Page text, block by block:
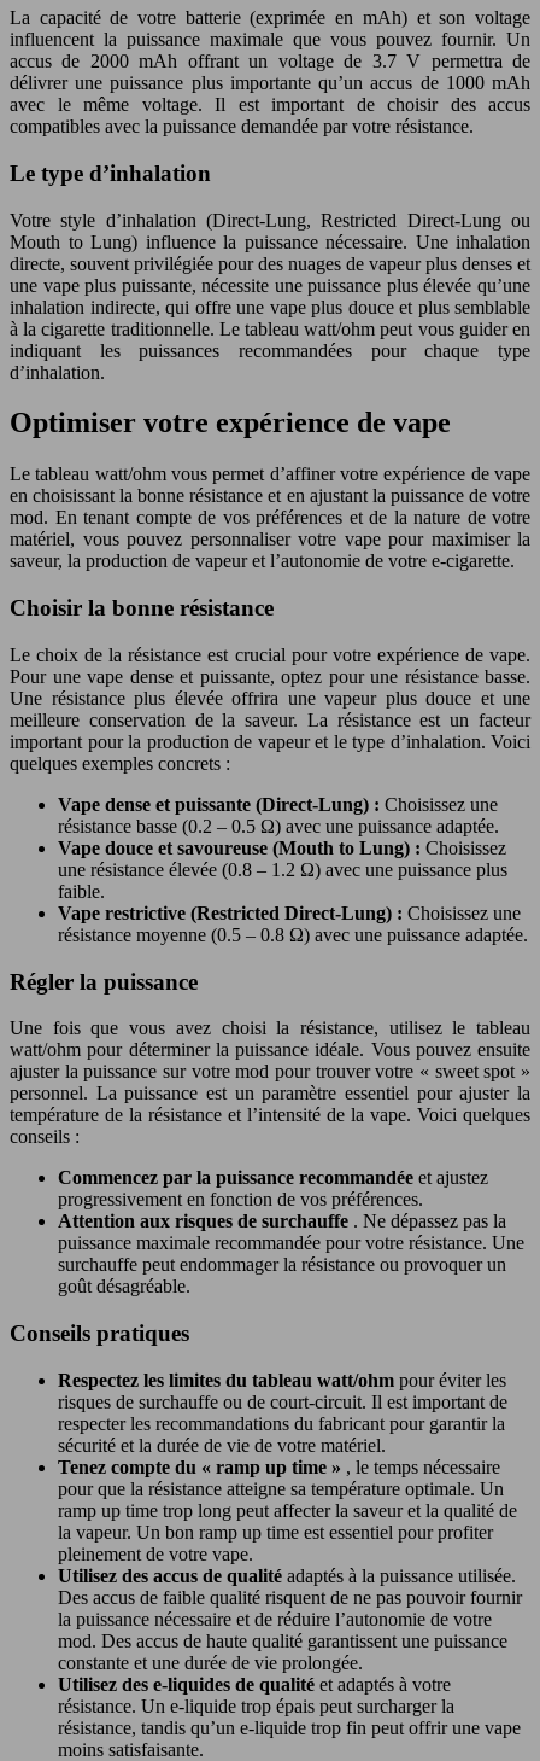
La capacité de votre batterie (exprimée en mAh) et son voltage
influencent la puissance maximale que vous pouvez fournir. Un
accus de 2000 mAh offrant un voltage de 3.7 V permettra de
délivrer une puissance plus importante qu’un accus de 1000 mAh
avec le même voltage. Il est important de choisir des accus
compatibles avec la puissance demandée par votre résistance.
Le type d’inhalation
Votre style d’inhalation (Direct-Lung, Restricted Direct-Lung ou
Mouth to Lung) influence la puissance nécessaire. Une inhalation
directe, souvent privilégiée pour des nuages de vapeur plus denses et
une vape plus puissante, nécessite une puissance plus élevée qu’une
inhalation indirecte, qui offre une vape plus douce et plus semblable
à la cigarette traditionnelle. Le tableau watt/ohm peut vous guider en
indiquant les puissances recommandées pour chaque type
d’inhalation.
Optimiser votre expérience de vape
Le tableau watt/ohm vous permet d’affiner votre expérience de vape
en choisissant la bonne résistance et en ajustant la puissance de votre
mod. En tenant compte de vos préférences et de la nature de votre
matériel, vous pouvez personnaliser votre vape pour maximiser la
saveur, la production de vapeur et l’autonomie de votre e-cigarette.
Choisir la bonne résistance
Le choix de la résistance est crucial pour votre expérience de vape.
Pour une vape dense et puissante, optez pour une résistance basse.
Une résistance plus élevée offrira une vapeur plus douce et une
meilleure conservation de la saveur. La résistance est un facteur
important pour la production de vapeur et le type d’inhalation. Voici
quelques exemples concrets :
Vape dense et puissante (Direct-Lung) : Choisissez une
résistance basse (0.2 – 0.5 Ω) avec une puissance adaptée.
Vape douce et savoureuse (Mouth to Lung) : Choisissez
une résistance élevée (0.8 – 1.2 Ω) avec une puissance plus
faible.
Vape restrictive (Restricted Direct-Lung) : Choisissez une
résistance moyenne (0.5 – 0.8 Ω) avec une puissance adaptée.
Régler la puissance
Une fois que vous avez choisi la résistance, utilisez le tableau
watt/ohm pour déterminer la puissance idéale. Vous pouvez ensuite
ajuster la puissance sur votre mod pour trouver votre « sweet spot »
personnel. La puissance est un paramètre essentiel pour ajuster la
température de la résistance et l’intensité de la vape. Voici quelques
conseils :
Commencez par la puissance recommandée et ajustez
progressivement en fonction de vos préférences.
Attention aux risques de surchauffe . Ne dépassez pas la
puissance maximale recommandée pour votre résistance. Une
surchauffe peut endommager la résistance ou provoquer un
goût désagréable.
Conseils pratiques
Respectez les limites du tableau watt/ohm pour éviter les
risques de surchauffe ou de court-circuit. Il est important de
respecter les recommandations du fabricant pour garantir la
sécurité et la durée de vie de votre matériel.
Tenez compte du « ramp up time » , le temps nécessaire
pour que la résistance atteigne sa température optimale. Un
ramp up time trop long peut affecter la saveur et la qualité de
la vapeur. Un bon ramp up time est essentiel pour profiter
pleinement de votre vape.
Utilisez des accus de qualité adaptés à la puissance utilisée.
Des accus de faible qualité risquent de ne pas pouvoir fournir
la puissance nécessaire et de réduire l’autonomie de votre
mod. Des accus de haute qualité garantissent une puissance
constante et une durée de vie prolongée.
Utilisez des e-liquides de qualité et adaptés à votre
résistance. Un e-liquide trop épais peut surcharger la
résistance, tandis qu’un e-liquide trop fin peut offrir une vape
moins satisfaisante.